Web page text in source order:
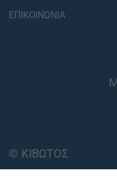
ΕΠΙΚΟΙΝΩΝΙΑ
© ΚΙΒΩΤΟΣ